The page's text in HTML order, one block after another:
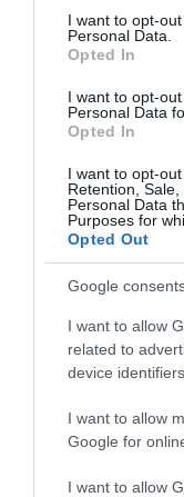
consent section.
I want to opt-
Personal Data.
Opted In
I want to opt-
Personal Data
Opted In
I want to opt-
Retention,
Personal Data
Purposes for
Opted Out
Google
I want to allow
related to
device
I want to allow
Google for
I want to allow
Probléma